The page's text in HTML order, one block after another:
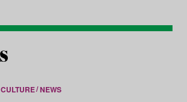
CULTURE NEWS